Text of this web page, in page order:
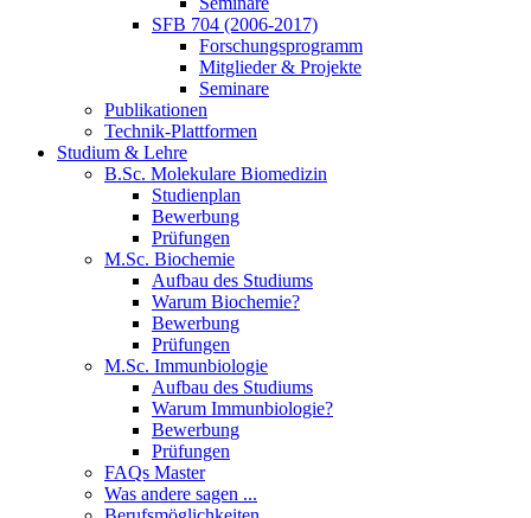
SFB 704 (2006-2017)
Forschungsprogramm
Mitglieder & Projekte
Seminare
Publikationen
Technik-Plattformen
Studium & Lehre
B.Sc. Molekulare Biomedizin
Studienplan
Bewerbung
Prüfungen
M.Sc. Biochemie
Aufbau des Studiums
Warum Biochemie?
Bewerbung
Prüfungen
M.Sc. Immunbiologie
Aufbau des Studiums
Warum Immunbiologie?
Bewerbung
Prüfungen
FAQs Master
Was andere sagen ...